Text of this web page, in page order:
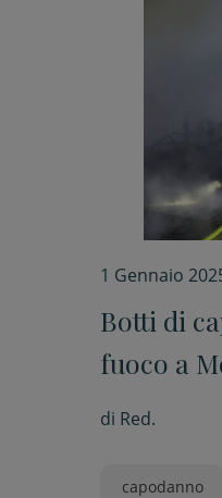
1 Gennaio
Botti di
fuoco a
di Red.
capodanno